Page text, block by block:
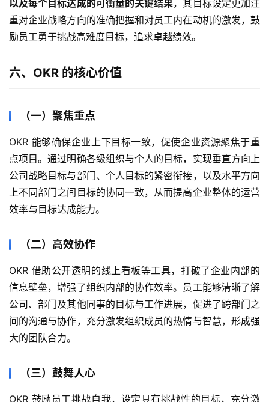
以及每个目标达成的可衡量的关键结果，其目标设定更加注
重对企业战略方向的准确把握和对员工内在动机的激发，鼓
励员工勇于挑战高难度目标，追求卓越绩效。
六、OKR 的核心价值
（一）聚焦重点
OKR 能够确保企业上下目标一致，促使企业资源聚焦于重
点项目。通过明确各级组织与个人的目标，实现垂直方向上
公司战略目标与部门、个人目标的紧密衔接，以及水平方向
上不同部门之间目标的协同一致，从而提高企业整体的运营
效率与目标达成能力。
（二）高效协作
OKR 借助公开透明的线上看板等工具，打破了企业内部的
信息壁垒，增强了组织内部的协作效率。员工能够清晰了解
公司、部门及其他同事的目标与工作进展，促进了跨部门之
间的沟通与协作，充分激发组织成员的热情与智慧，形成强
大的团队合力。
（三）鼓舞人心
OKR 鼓励员工挑战自我，设定具有挑战性的目标，充分激